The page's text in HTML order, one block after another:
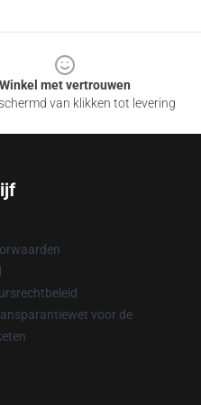
Winkel met vertrouwen
van klikken tot levering
voor de